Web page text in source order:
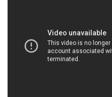
Гостей:
1
Пользователей: